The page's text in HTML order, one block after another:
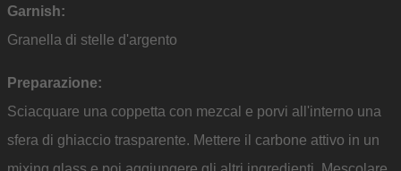
Garnish:
Granella di stelle d'argento
Preparazione:
Sciacquare una coppetta con mezcal e porvi all'interno una
sfera di ghiaccio trasparente. Mettere il carbone attivo in un